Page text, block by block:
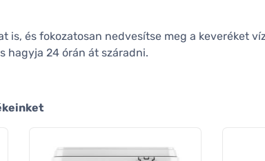
is, és fokozatosan nedvesítse meg a keveréket
hagyja 24 órán át száradni.